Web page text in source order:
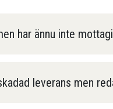
har ännu inte
leverans men